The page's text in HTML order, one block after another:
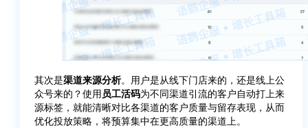
其次是渠道来源分析。用户是从线下门店来的，还是线上公
众号来的？使用员工活码为不同渠道引流的客户自动打上来
源标签，就能清晰对比各渠道的客户质量与留存表现，从而
优化投放策略，将预算集中在更高质量的渠道上。